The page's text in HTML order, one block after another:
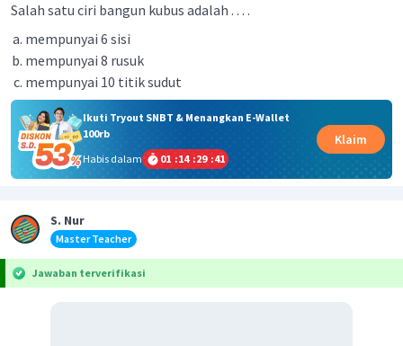
Salah satu ciri bangun kubus adalah . . . .
mempunyai 6 sisi
mempunyai 8 rusuk
mempunyai 10 titik sudut
Ikuti Tryout SNBT & Menangkan E-Wallet
100rb
Habis dalam
01 :14 :29 :41
Klaim
S. Nur
Master Teacher
Jawaban terverifikasi